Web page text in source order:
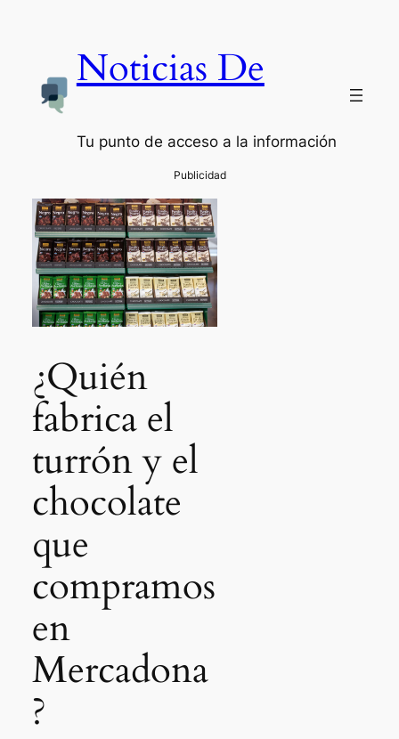
Noticias De
Tu punto de acceso a la información
¿Quién
fabrica el
turrón y el
chocolate
que
compramos
en
Mercadona
?